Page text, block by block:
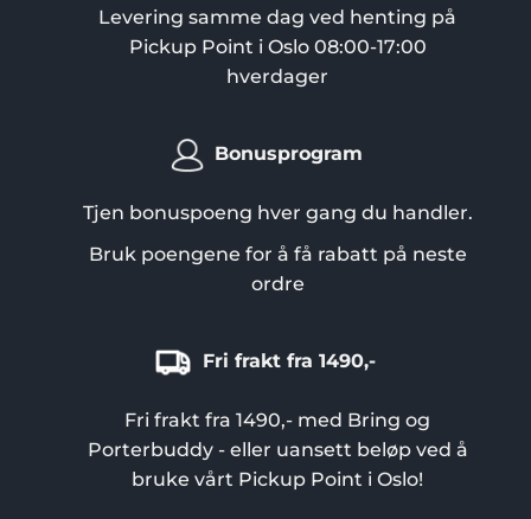
produktsiden
Levering samme dag ved henting på
Pickup Point i Oslo 08:00-17:00
hverdager
Bonusprogram
Tjen bonuspoeng hver gang du handler.
Bruk poengene for å få rabatt på neste
ordre
Fri frakt fra 1490,-
Fri frakt fra 1490,- med Bring og
Porterbuddy - eller uansett beløp ved å
bruke vårt Pickup Point i Oslo!